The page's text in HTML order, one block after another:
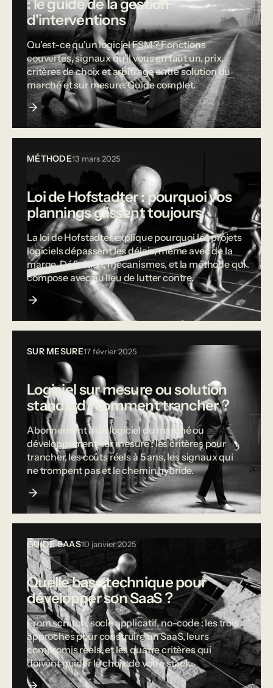
: le guide de la gestion
d'interventions
Qu'est-ce qu'un logiciel FSM ? Fonctions
couvertes, signaux qu'il vous en faut un, prix,
critères de choix et arbitrage entre solution du
marché et sur mesure. Guide complet.
MÉTHODE13 mars 2025
Loi de Hofstadter : pourquoi vos
plannings glissent toujours
La loi de Hofstadter explique pourquoi les projets
logiciels dépassent les délais, même avec de la
marge. Définition, mécanismes, et la méthode qui
compose avec au lieu de lutter contre.
SUR MESURE17 février 2025
Logiciel sur mesure ou solution
standard : comment trancher ?
Abonnement à un logiciel du marché ou
développement sur mesure : les critères pour
trancher, les coûts réels à 5 ans, les signaux qui
ne trompent pas et le chemin hybride.
GUIDE SAAS10 janvier 2025
Quelle base technique pour
développer son SaaS ?
From scratch, socle applicatif, no-code : les trois
approches pour construire un SaaS, leurs
compromis réels, et les quatre critères qui
doivent guider le choix de votre stack.